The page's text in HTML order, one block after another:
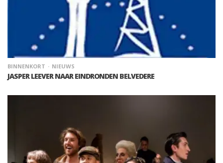
BINNENKORT NIEUWS
JASPER LEEVER NAAR EINDRONDEN BELVEDERE